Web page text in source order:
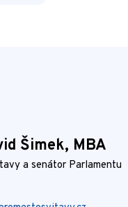
Šimek, MBA
a senátor Parlamentu